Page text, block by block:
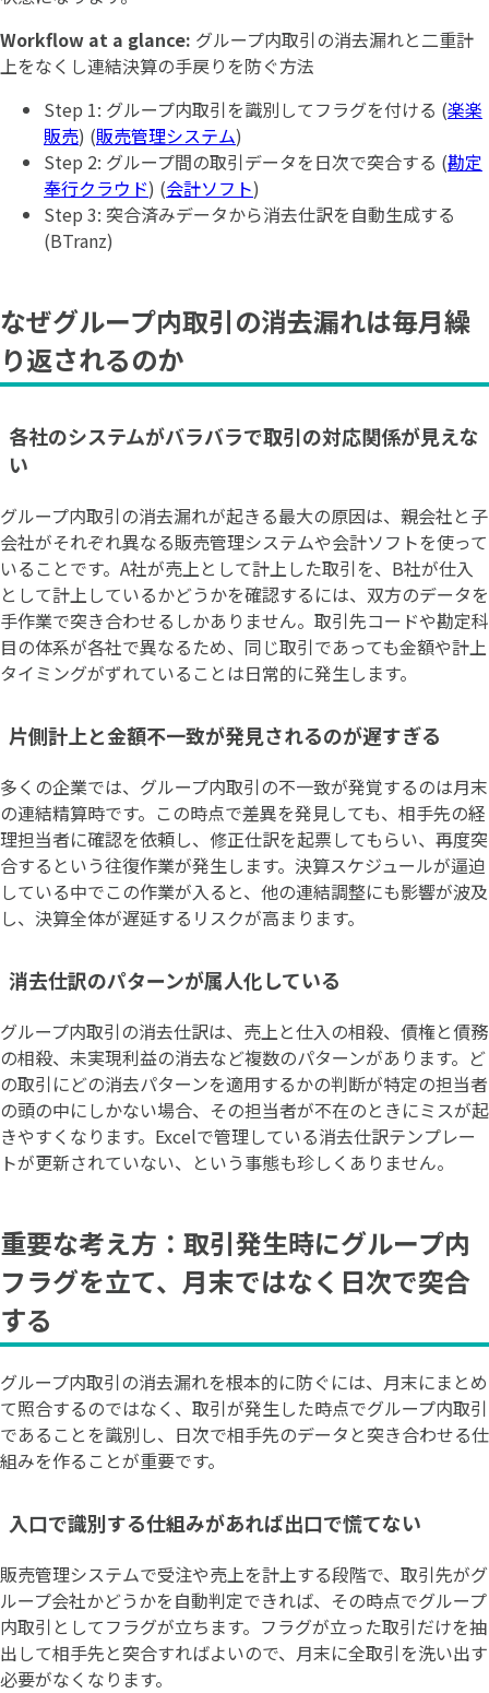
Workflow at a glance: グループ内取引の消去漏れと二重計
上をなくし連結決算の手戻りを防ぐ方法
Step 1: グループ内取引を識別してフラグを付ける (楽楽
販売) (販売管理システム)
Step 2: グループ間の取引データを日次で突合する (勘定
奉行クラウド) (会計ソフト)
Step 3: 突合済みデータから消去仕訳を自動生成する
(BTranz)
なぜグループ内取引の消去漏れは毎月繰
り返されるのか
各社のシステムがバラバラで取引の対応関係が見えな
い
グループ内取引の消去漏れが起きる最大の原因は、親会社と子
会社がそれぞれ異なる販売管理システムや会計ソフトを使って
いることです。A社が売上として計上した取引を、B社が仕入
として計上しているかどうかを確認するには、双方のデータを
手作業で突き合わせるしかありません。取引先コードや勘定科
目の体系が各社で異なるため、同じ取引であっても金額や計上
タイミングがずれていることは日常的に発生します。
片側計上と金額不一致が発見されるのが遅すぎる
多くの企業では、グループ内取引の不一致が発覚するのは月末
の連結精算時です。この時点で差異を発見しても、相手先の経
理担当者に確認を依頼し、修正仕訳を起票してもらい、再度突
合するという往復作業が発生します。決算スケジュールが逼迫
している中でこの作業が入ると、他の連結調整にも影響が波及
し、決算全体が遅延するリスクが高まります。
消去仕訳のパターンが属人化している
グループ内取引の消去仕訳は、売上と仕入の相殺、債権と債務
の相殺、未実現利益の消去など複数のパターンがあります。ど
の取引にどの消去パターンを適用するかの判断が特定の担当者
の頭の中にしかない場合、その担当者が不在のときにミスが起
きやすくなります。Excelで管理している消去仕訳テンプレー
トが更新されていない、という事態も珍しくありません。
重要な考え方：取引発生時にグループ内
フラグを立て、月末ではなく日次で突合
する
グループ内取引の消去漏れを根本的に防ぐには、月末にまとめ
て照合するのではなく、取引が発生した時点でグループ内取引
であることを識別し、日次で相手先のデータと突き合わせる仕
組みを作ることが重要です。
入口で識別する仕組みがあれば出口で慌てない
販売管理システムで受注や売上を計上する段階で、取引先がグ
ループ会社かどうかを自動判定できれば、その時点でグループ
内取引としてフラグが立ちます。フラグが立った取引だけを抽
出して相手先と突合すればよいので、月末に全取引を洗い出す
必要がなくなります。